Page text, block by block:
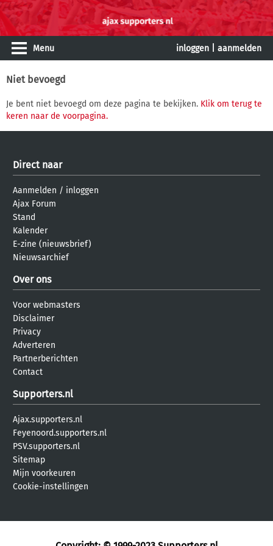
Menu inloggen aanmelden
Niet bevoegd
Je bent niet bevoegd om deze pagina te bekijken. Klik om terug te
keren naar de voorpagina.
Direct naar
Aanmelden / inloggen
Ajax Forum
Stand
Kalender
E-zine (nieuwsbrief)
Nieuwsarchief
Over ons
Voor webmasters
Disclaimer
Privacy
Adverteren
Partnerberichten
Contact
Supporters.nl
Ajax.supporters.nl
Feyenoord.supporters.nl
PSV.supporters.nl
Sitemap
Mijn voorkeuren
Cookie-instellingen